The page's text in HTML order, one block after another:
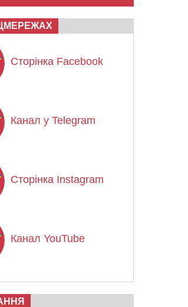
Сторінка Facebook
Канал у Telegram
Сторінка Instagram
Канал YouTube